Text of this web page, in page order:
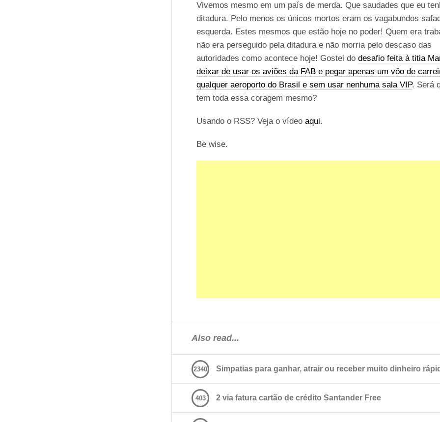
Vivemos mesmo em um país de merda. Que saudades que eu
ditadura. Pelo menos os únicos mortos eram os vagabundos
esquerda. Estes mesmos que estão hoje no poder! Quem era
não era perseguido pela ditadura e não morria pelo descaso das
autoridades como acontece hoje! Gostei dodesafio feita à titia
deixar de usar os aviões da FAB e pegar apenas um vôo de
qualquer aeroporto do Brasil e sem usar nenhuma sala VIP. Será
tem toda essa coragem mesmo?
Usando o RSS? Veja o vídeoaqui.
Be wise.
Also read...
Simpatias para ganhar, atrair ou receber muito dinheiro
2340
2 via fatura cartão de crédito Santander Free
403